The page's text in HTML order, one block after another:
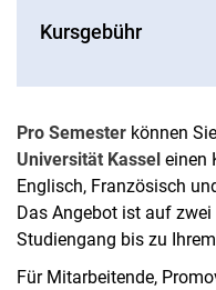
Kursgebühr
Pro Semester können
Universität Kassel einen
Englisch, Französisch
Das Angebot ist auf
Studiengang bis zu
Für Mitarbeitende,